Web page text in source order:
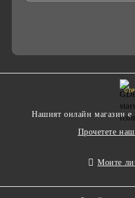
Нашият онлайн магазин е
Прочетете
Моите